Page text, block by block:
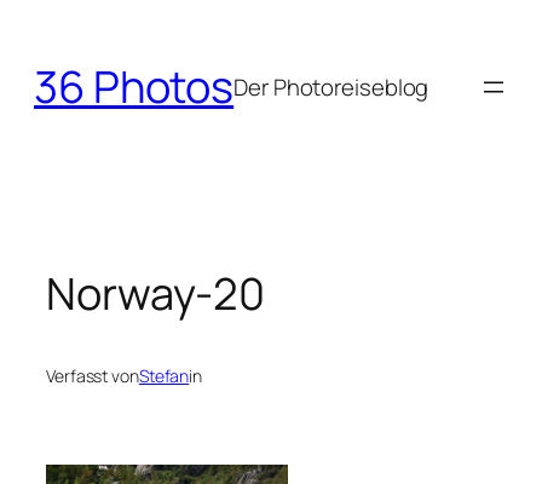
springen
36 PhotosDer Photoreiseblog
Norway-20
Verfasst vonStefanin